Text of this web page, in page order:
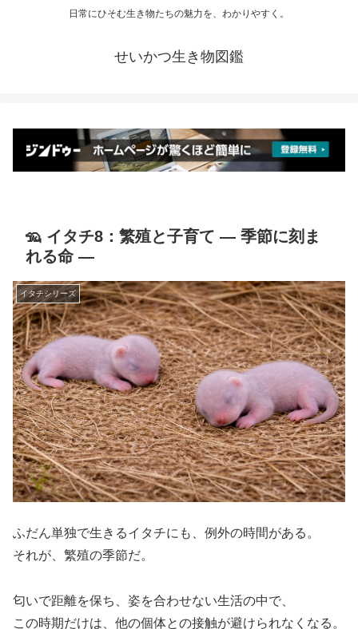
日常にひそむ生き物たちの魅力を、わかりやすく。
せいかつ生き物図鑑
🦡 イタチ8：繁殖と子育て ― 季節に刻ま
れる命 ―
イタチシリーズ
ふだん単独で生きるイタチにも、例外の時間がある。
それが、繁殖の季節だ。
匂いで距離を保ち、姿を合わせない生活の中で、
この時期だけは、他の個体との接触が避けられなくなる。